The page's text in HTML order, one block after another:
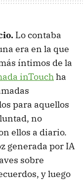
Lo contaba
era en la que
íntimos de la
inTouchha
para aquellos
no
ellos a diario.
generada por IA
sobre
y luego